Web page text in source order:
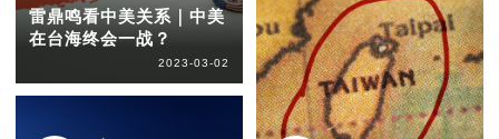
雷鼎鸣看中美关系｜中美
在台海终会一战？
2023-03-02